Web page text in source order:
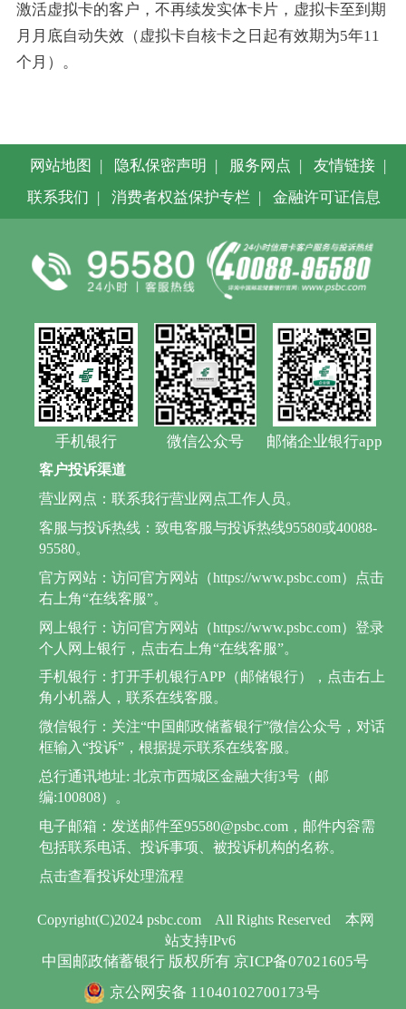
激活虚拟卡的客户，不再续发实体卡片，虚拟卡至到期
月月底自动失效（虚拟卡自核卡之日起有效期为5年11
个月）。
网站地图 隐私保密声明 服务网点 友情链接
联系我们
消费者权益保护专栏 金融许可证信息
手机银行 微信公众号 邮储企业银行app
Copyright(C)2024 psbc.com All Rights Reserved
本网
站支持IPv6
中国邮政储蓄银行 版权所有 京ICP备07021605号
京公网安备 11040102700173号
客户投诉渠道
营业网点：联系我行营业网点工作人员。
客服与投诉热线：致电客服与投诉热线95580或40088-
95580。
官方网站：访问官方网站（https://www.psbc.com）点击
右上角“在线客服”。
网上银行：访问官方网站（https://www.psbc.com）登录
个人网上银行，点击右上角“在线客服”。
手机银行：打开手机银行APP（邮储银行），点击右上
角小机器人，联系在线客服。
微信银行：关注“中国邮政储蓄银行”微信公众号，对话
框输入“投诉”，根据提示联系在线客服。
总行通讯地址: 北京市西城区金融大街3号（邮
编:100808）。
电子邮箱：发送邮件至95580@psbc.com，邮件内容需
包括联系电话、投诉事项、被投诉机构的名称。
点击查看投诉处理流程